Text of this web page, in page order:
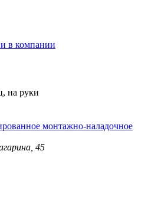
в компании
на руки
монтажно-наладочное
45